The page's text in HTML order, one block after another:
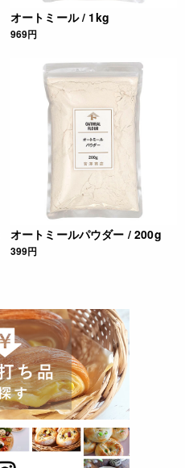
オートミール / 1kg
969円
オートミールパウダー / 200g
399円